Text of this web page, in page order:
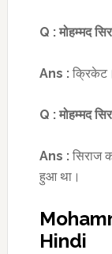
Q :मोहम्मद
Ans :क्रिकेट।
Q :मोहम्मद
Ans :सिराज
हुआ था।
Hindi